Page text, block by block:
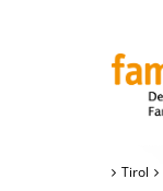
Tirol